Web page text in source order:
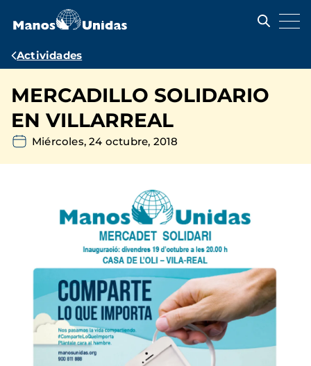
contenido
Ruta
navegación
Actividades
MERCADILLO SOLIDARIO
EN VILLARREAL
Miércoles, 24 octubre, 2018